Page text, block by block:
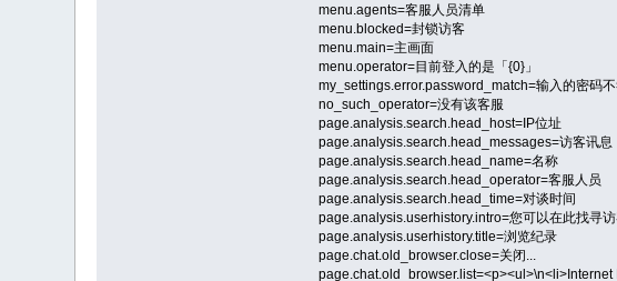
menu.agents=客服人员清单
menu.blocked=封锁访客
menu.main=主画面
menu.operator=目前登入的是「{0}」
my_settings.error.password_match=输入的密码
no_such_operator=没有该客服
page.analysis.search.head_host=IP位址
page.analysis.search.head_messages=访客讯息
page.analysis.search.head_name=名称
page.analysis.search.head_operator=客服人员
page.analysis.search.head_time=对谈时间
page.analysis.userhistory.intro=您可以在此找寻
page.analysis.userhistory.title=浏览纪录
page.chat.old_browser.close=关闭...